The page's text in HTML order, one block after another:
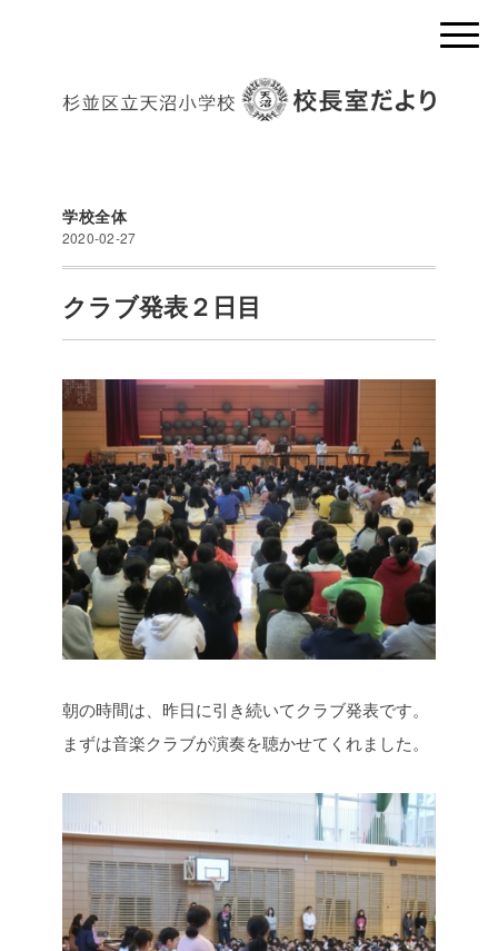
学校全体
2020-02-27
クラブ発表２日目
朝の時間は、昨日に引き続いてクラブ発表です。
まずは音楽クラブが演奏を聴かせてくれました。